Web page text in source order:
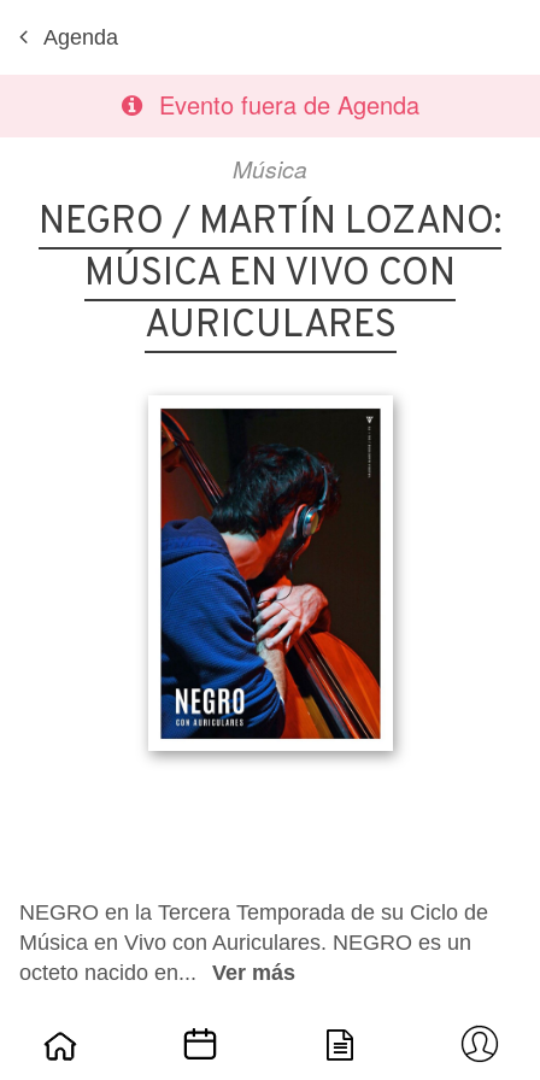
Agenda
Evento fuera de Agenda
Música
NEGRO / MARTÍN LOZANO:
MÚSICA EN VIVO CON
AURICULARES
NEGRO en la Tercera Temporada de su Ciclo de
Música en Vivo con Auriculares. NEGRO es un
octeto nacido en...
Ver más